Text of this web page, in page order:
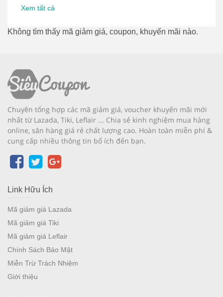
Xem tất cả
Không tìm thấy mã giảm giá, coupon, khuyến mãi nào.
Chuyên tổng hợp các mã giảm giá, voucher khuyến mãi mới
nhất từ Lazada, Tiki, Leflair ... Chia sẻ kinh nghiệm mua hàng
online, săn hàng giá rẻ chất lượng cao. Hoàn toàn miễn phí &
cung cấp nhiều thông tin bổ ích đến bạn.
Link Hữu Ích
Mã giảm giá Lazada
Mã giảm giá Tiki
Mã giảm giá Leflair
Chính Sách Bảo Mật
Miễn Trừ Trách Nhiệm
Giới thiệu